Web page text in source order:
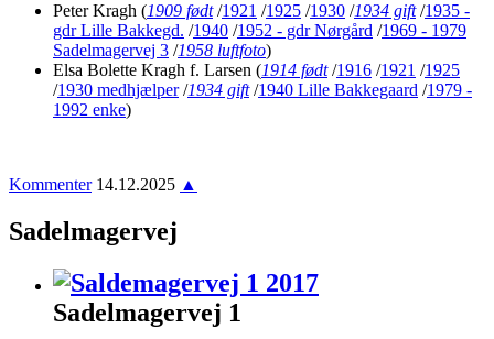
Peter Kragh (1909 født/1921 /1925 /1930 /1934 gift/1935 -
gdr Lille Bakkegd. /1940 /1952 - gdr Nørgård /1969 - 1979
Sadelmagervej 3 /1958 luftfoto)
Elsa Bolette Kragh f. Larsen (1914 født/1916 /1921 /1925
/1930 medhjælper/1934 gift/1940 Lille Bakkegaard /1979 -
1992 enke)
Kommenter 14.12.2025 ▲
Sadelmagervej
Sadelmagervej 1